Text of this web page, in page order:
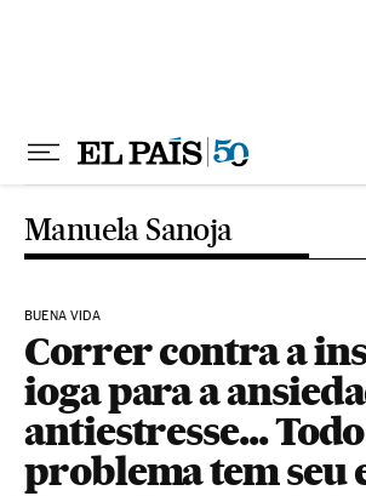
Manuela Sanoja
BUENA VIDA
Correr contra a
ioga para a
antiestresse... Todo
problema tem seu